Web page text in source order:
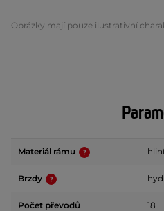
Obrázky mají pouze ilustrativní
Materiál rámu
Brzdy
Počet převodů 18